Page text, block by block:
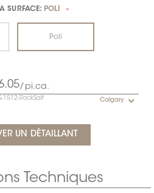
SURFACE: POLI *
Poli
/pi.ca.
1512-RockSalt Calgary
UN DÉTAILLANT
Techniques